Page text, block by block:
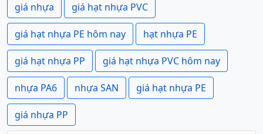
giá nhựa giá hạt nhựa PVC
giá hạt nhựa PE hôm nay hạt nhựa PE
giá hạt nhựa PP giá hạt nhựa PVC hôm nay
nhựa PA6 nhựa SAN giá hạt nhựa PE
giá nhựa PP